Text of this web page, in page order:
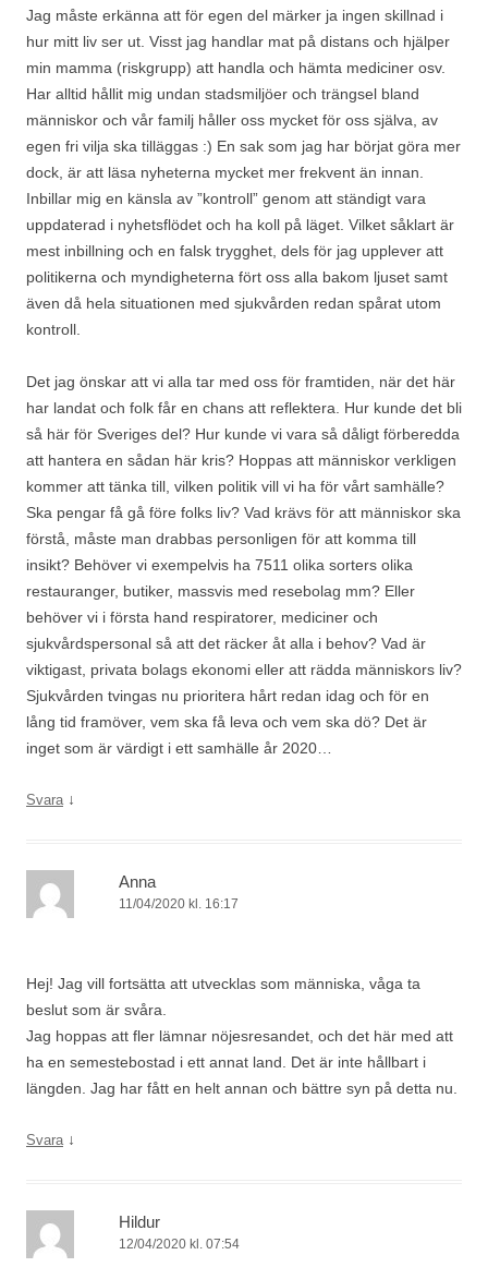
Jag måste erkänna att för egen del märker ja ingen skillnad i
hur mitt liv ser ut. Visst jag handlar mat på distans och hjälper
min mamma (riskgrupp) att handla och hämta mediciner osv.
Har alltid hållit mig undan stadsmiljöer och trängsel bland
människor och vår familj håller oss mycket för oss själva, av
egen fri vilja ska tilläggas :) En sak som jag har börjat göra mer
dock, är att läsa nyheterna mycket mer frekvent än innan.
Inbillar mig en känsla av ”kontroll” genom att ständigt vara
uppdaterad i nyhetsflödet och ha koll på läget. Vilket såklart är
mest inbillning och en falsk trygghet, dels för jag upplever att
politikerna och myndigheterna fört oss alla bakom ljuset samt
även då hela situationen med sjukvården redan spårat utom
kontroll.
Det jag önskar att vi alla tar med oss för framtiden, när det här
har landat och folk får en chans att reflektera. Hur kunde det bli
så här för Sveriges del? Hur kunde vi vara så dåligt förberedda
att hantera en sådan här kris? Hoppas att människor verkligen
kommer att tänka till, vilken politik vill vi ha för vårt samhälle?
Ska pengar få gå före folks liv? Vad krävs för att människor ska
förstå, måste man drabbas personligen för att komma till
insikt? Behöver vi exempelvis ha 7511 olika sorters olika
restauranger, butiker, massvis med resebolag mm? Eller
behöver vi i första hand respiratorer, mediciner och
sjukvårdspersonal så att det räcker åt alla i behov? Vad är
viktigast, privata bolags ekonomi eller att rädda människors liv?
Sjukvården tvingas nu prioritera hårt redan idag och för en
lång tid framöver, vem ska få leva och vem ska dö? Det är
inget som är värdigt i ett samhälle år 2020…
Svara ↓
Anna
11/04/2020 kl. 16:17
Hej! Jag vill fortsätta att utvecklas som människa, våga ta
beslut som är svåra.
Jag hoppas att fler lämnar nöjesresandet, och det här med att
ha en semestebostad i ett annat land. Det är inte hållbart i
längden. Jag har fått en helt annan och bättre syn på detta nu.
Svara ↓
Hildur
12/04/2020 kl. 07:54